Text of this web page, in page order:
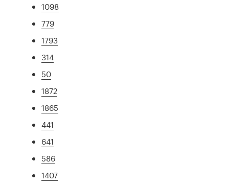
1098
779
1793
314
50
1872
1865
441
641
586
1407